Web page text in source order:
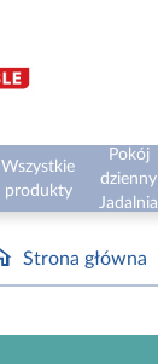
Wszystkie
produkty
Pokój
dzienny
Jadalnia
Strona główna